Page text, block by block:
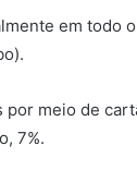
em todo
por meio de
7%.